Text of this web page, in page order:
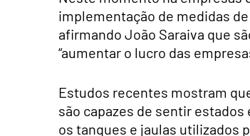
implementação de medidas
afirmando João Saraiva que
“aumentar o lucro das
Estudos recentes mostram
são capazes de sentir
os tanques e jaulas utilizados